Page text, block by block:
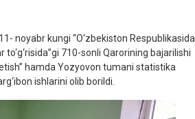
noyabr kungi “O‘zbekiston Respublikasida
710-sonli Qarorining bajarilishi
hamda Yozyovon tumani statistika
ishlarini olib borildi.